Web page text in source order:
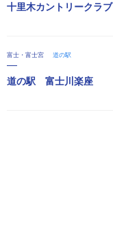
十里木カントリークラブ
富士・富士宮 道の駅
道の駅 富士川楽座